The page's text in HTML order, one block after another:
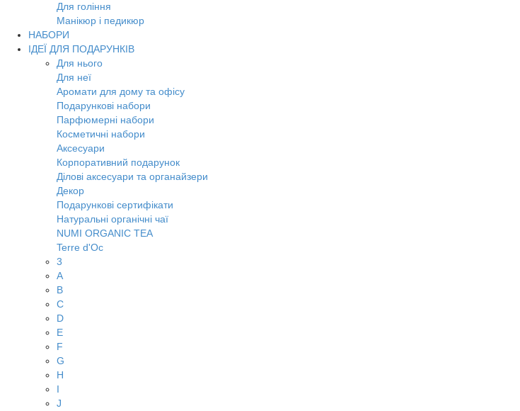
Для гоління
Манікюр і педикюр
НАБОРИ
ІДЕЇ ДЛЯ ПОДАРУНКІВ
Для нього
Для неї
Аромати для дому та офісу
Подарункові набори
Парфюмерні набори
Косметичні набори
Аксесуари
Корпоративний подарунок
Ділові аксесуари та органайзери
Декор
Подарункові сертифікати
Натуральні органічні чаї
NUMI ORGANIC TEA
Terre d'Oc
3
A
B
C
D
E
F
G
H
I
J